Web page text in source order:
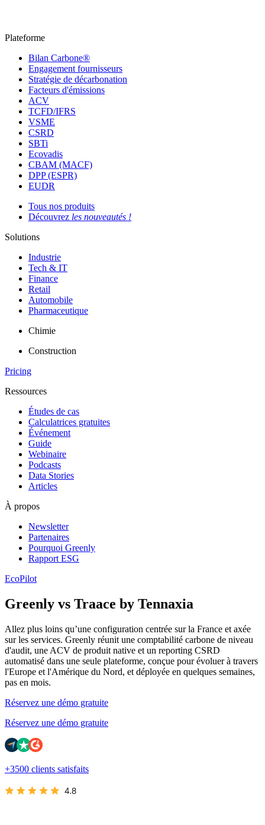
Plateforme
Bilan Carbone®
Engagement fournisseurs
Stratégie de décarbonation
Facteurs d'émissions
ACV
TCFD/IFRS
VSME
CSRD
SBTi
Ecovadis
CBAM (MACF)
DPP (ESPR)
EUDR
Tous nos produits
Découvrez les nouveautés !
Solutions
Industrie
Tech & IT
Finance
Retail
Automobile
Pharmaceutique
Chimie
Construction
Pricing
Ressources
Études de cas
Calculatrices gratuites
Événement
Guide
Webinaire
Podcasts
Data Stories
Articles
À propos
Newsletter
Partenaires
Pourquoi Greenly
Rapport ESG
EcoPilot
Greenly vs Traace by Tennaxia
Allez plus loins qu’une configuration centrée sur la France et axée
sur les services. Greenly réunit une comptabilité carbone de niveau
d'audit, une ACV de produit native et un reporting CSRD
automatisé dans une seule plateforme, conçue pour évoluer à travers
l'Europe et l'Amérique du Nord, et déployée en quelques semaines,
pas en mois.
Réservez une démo gratuite
Réservez une démo gratuite
+3500 clients satisfaits